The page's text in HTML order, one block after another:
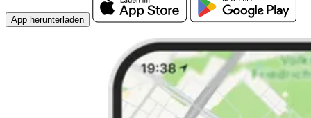
App herunterladen